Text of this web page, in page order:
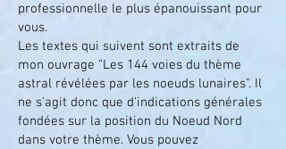
professionnelle le plus épanouissant pour
vous.
Les textes qui suivent sont extraits de
mon ouvrage "Les 144 voies du thème
astral révélées par les noeuds lunaires". Il
ne s'agit donc que d'indications générales
fondées sur la position du Noeud Nord
dans votre thème. Vous pouvez